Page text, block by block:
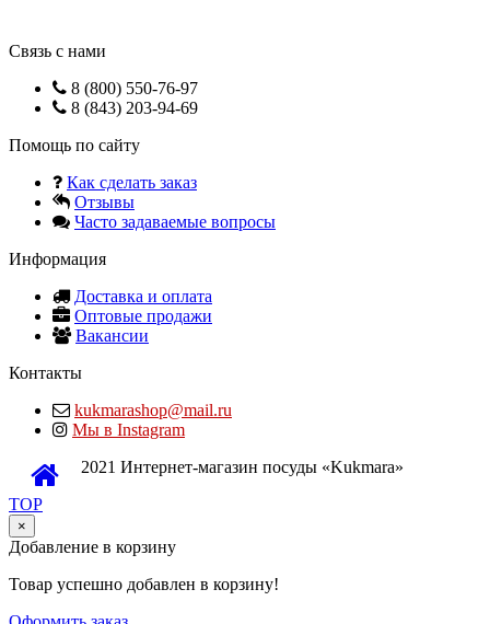
Связь с нами
8 (800) 550-76-97
8 (843) 203-94-69
Помощь по сайту
Как сделать заказ
Отзывы
Часто задаваемые вопросы
Информация
Доставка и оплата
Оптовые продажи
Вакансии
Контакты
kukmarashop@mail.ru
Мы в Instagram
2021 Интернет-магазин посуды «Kukmara»
TOP
×
Добавление в корзину
Товар успешно добавлен в корзину!